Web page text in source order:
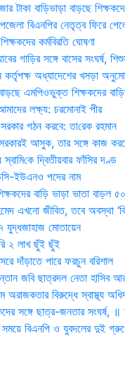
টাকা বাড়িভাড়া বাড়ছে
বিএনপির নেতৃত্ব ফিরে
কর্মবিরতি ঘোষণা
গাড়ির সঙ্গে বাসের সংঘর্ষ,
কর্তৃপক্ষ অধ্যাদেশের খসড়া
এমপিওভুক্ত শিক্ষকদের
লক্ষ্য: চরমোনাই পীর
গঠন করবে: তা‌রেক রহমান
আসুক, তার সঙ্গে কাজ
দ্বিতীয়বার ফাঁসির দণ্ড
ইউএনও পদের নাম
বাড়ি ভাড়া ভাতা বাড়ল
এখনো জীবিত, তবে অবস্থা
যুদ্ধজাহাজ মোতায়েন
২ লাখ ছুঁই ছুঁই
দাঁড়াতে পারে ফরচুন বরিশাল
জবি ছাত্রদল নেতা হাসিব
অরাজকতার বিরুদ্ধে স্বাস্থ্য
সঙ্গে ছাত্র-জনতার সংঘর্ষ,
বিএনপি ও যুবদলের দুই গ্রুপের